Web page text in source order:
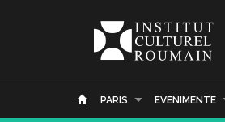
PARIS EVENIMENTE